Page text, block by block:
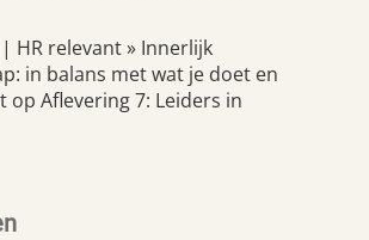
| HR relevant » Innerlijk
in balans met wat je doet en
op Aflevering 7: Leiders in